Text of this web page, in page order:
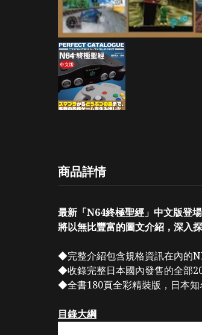
商品詳情
最新「N64終極聖經」中文版登
將以無比豐富的圖文介紹，深入
◆完整介紹包含規格資訊在內的
◆收錄完整日本國內發售的全部
◆全書180頁全彩精裝版，日本知
目錄大綱